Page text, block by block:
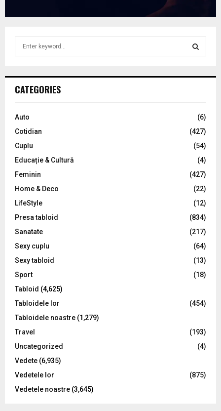
h
o
:
C
CATEGORIES
Auto
(6)
Cotidian
(427)
Cuplu
(54)
Educație & Cultură
(4)
Feminin
(427)
Home & Deco
(22)
LifeStyle
(12)
Presa tabloid
(834)
Sanatate
(217)
Sexy cuplu
(64)
Sexy tabloid
(13)
Sport
(18)
Tabloid (4,625)
Tabloidele lor
(454)
Tabloidele noastre (1,279)
Travel
(193)
Uncategorized
(4)
Vedete (6,935)
Vedetele lor
(875)
Vedetele noastre (3,645)